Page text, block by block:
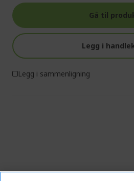
Gå til
Legg i
Legg i sammenligning